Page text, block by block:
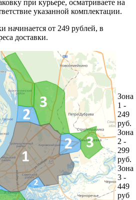
при курьере, осматриваете на
указанной комплектации.
начинается от 249 рублей, в
доставки.
Зона
1 -
249
руб.
Зона
2 -
299
руб.
Зона
3 -
449
руб